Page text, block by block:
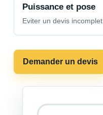
Puissance et pose
Eviter un devis incomplet
Demander un devis